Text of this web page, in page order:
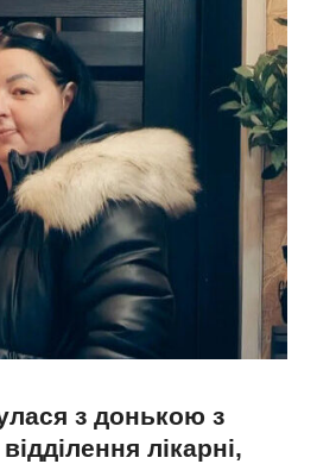
з донькою з
лікарні,